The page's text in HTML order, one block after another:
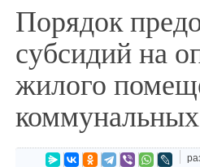
Порядок
субсидий на
жилого